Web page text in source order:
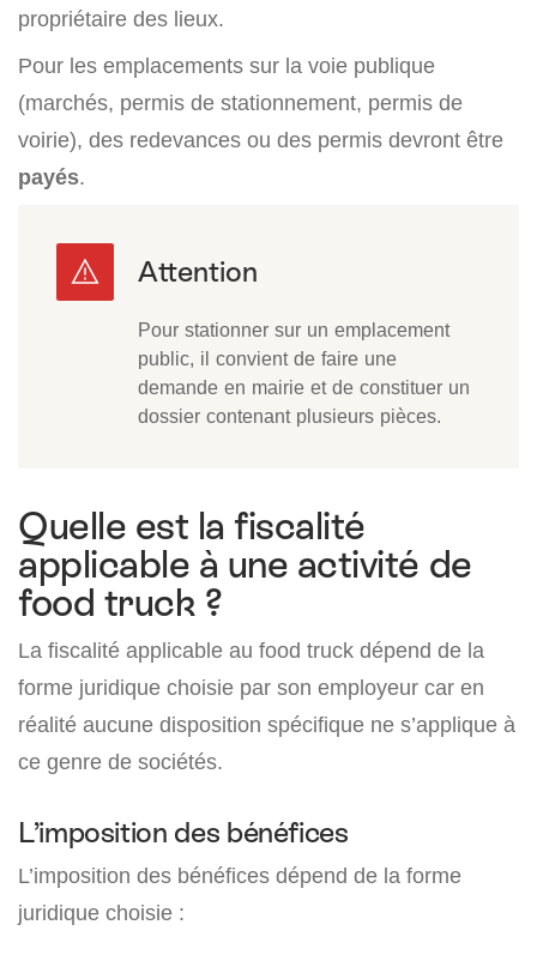
propriétaire des lieux.
Pour les emplacements sur la voie publique
(marchés, permis de stationnement, permis de
voirie), des redevances ou des permis devront être
payés.
Pour stationner sur un emplacement
public, il convient de faire une
demande en mairie et de constituer un
dossier contenant plusieurs pièces.
Quelle est la fiscalité
applicable à une activité de
food truck ?
La fiscalité applicable au food truck dépend de la
forme juridique choisie par son employeur car en
réalité aucune disposition spécifique ne s’applique à
ce genre de sociétés.
L’imposition des bénéfices
L’imposition des bénéfices dépend de la forme
juridique choisie :